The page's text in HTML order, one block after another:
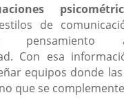
de
Con esa
equipos donde
que se